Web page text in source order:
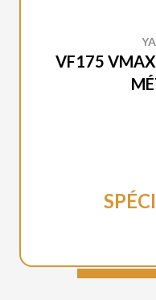
VF175 VMAX